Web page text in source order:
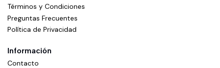
Términos y Condiciones
Preguntas Frecuentes
Política de Privacidad
Información
Contacto